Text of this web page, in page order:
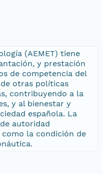
(AEMET) tiene
y prestación
de competencia del
otras políticas
contribuyendo a la
y al bienestar y
española. La
autoridad
la condición de